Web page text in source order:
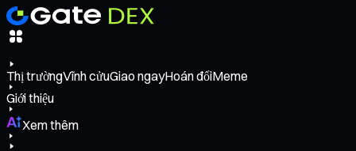
Thị trườngVĩnh cửuGiao ngayHoán đổiMeme
Giới thiệu
Xem thêm